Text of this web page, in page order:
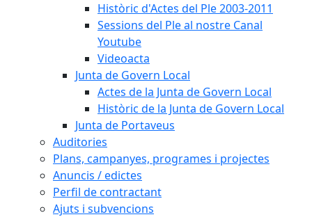
Històric d'Actes del Ple 2003-2011
Sessions del Ple al nostre Canal
Youtube
Videoacta
Junta de Govern Local
Actes de la Junta de Govern Local
Històric de la Junta de Govern Local
Junta de Portaveus
Auditories
Plans, campanyes, programes i projectes
Anuncis / edictes
Perfil de contractant
Ajuts i subvencions